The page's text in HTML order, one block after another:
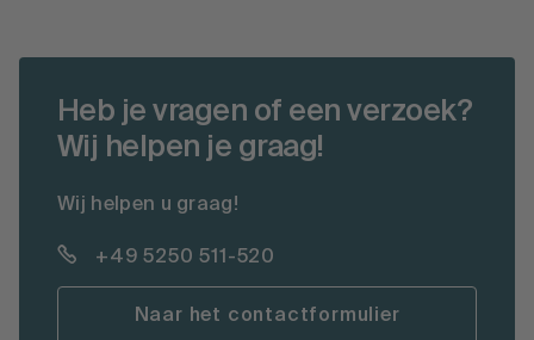
Heb je vragen of een verzoek?
Wij helpen je graag!
Wij helpen u graag!
+49 5250 511-520
Naar het contactformulier